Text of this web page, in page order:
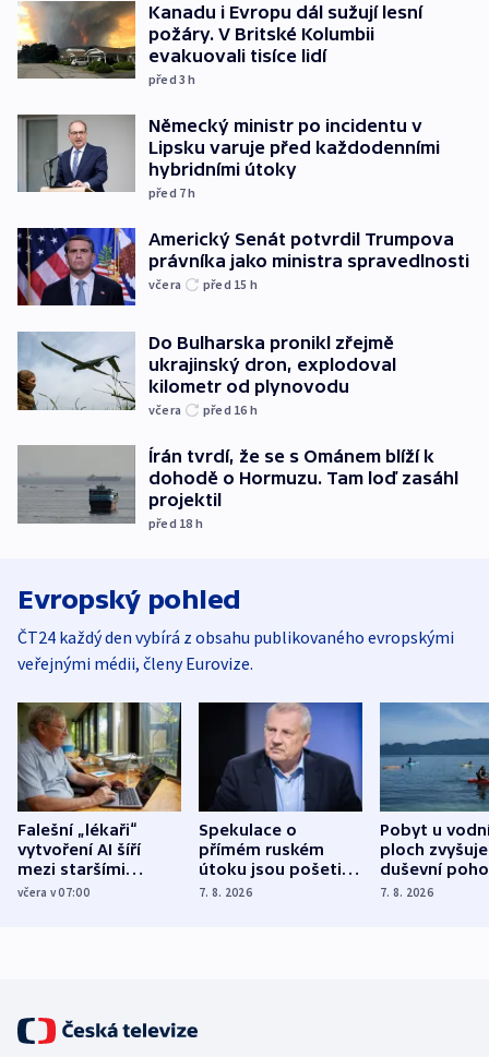
Kanadu i Evropu dál sužují lesní
požáry. V Britské Kolumbii
evakuovali tisíce lidí
před 3h
Německý ministr po incidentu v
Lipsku varuje před každodenními
hybridními útoky
před 7h
Americký Senát potvrdil Trumpova
právníka jako ministra spravedlnosti
včera před 15 h
Do Bulharska pronikl zřejmě
ukrajinský dron, explodoval
kilometr od plynovodu
včera před 16 h
Írán tvrdí, že se s Ománem blíží k
dohodě o Hormuzu. Tam loď zasáhl
projektil
před 18 h
Evropský pohled
ČT24 každý den vybírá z obsahu publikovaného evropskými
veřejnými médii, členy Eurovize.
Falešní „lékaři“
vytvoření AI šíří
mezi staršími
Poláky nebezpečné
včera v 07:00
Spekulace o
přímém ruském
útoku jsou pošetilé,
míní estonský
7. 8. 2026
Pobyt u
ploch zvyšuje
duševní
ukázala
7. 8. 2026